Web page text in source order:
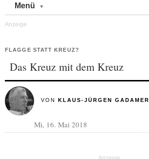
Menü
FLAGGE STATT KREUZ?
Das Kreuz mit dem Kreuz
VON KLAUS-JÜRGEN GADAMER
Mi, 16. Mai 2018